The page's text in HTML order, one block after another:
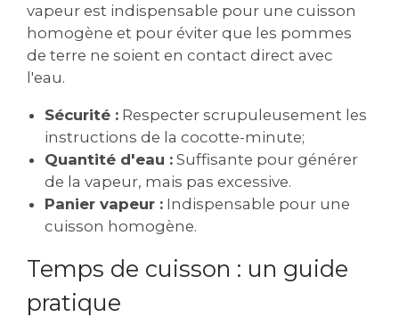
vapeur est indispensable pour une cuisson
homogène et pour éviter que les pommes
de terre ne soient en contact direct avec
l'eau.
Sécurité : Respecter scrupuleusement les
instructions de la cocotte-minute;
Quantité d'eau : Suffisante pour générer
de la vapeur, mais pas excessive.
Panier vapeur : Indispensable pour une
cuisson homogène.
Temps de cuisson : un guide
pratique